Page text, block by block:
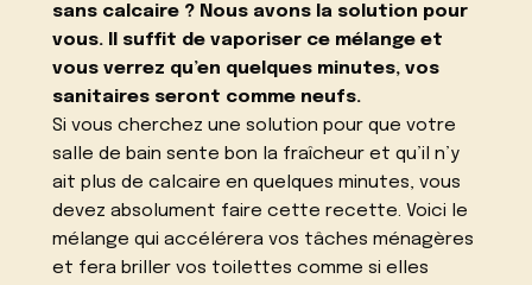
sans calcaire ? Nous avons la solution pour
vous. Il suffit de vaporiser ce mélange et
vous verrez qu’en quelques minutes, vos
sanitaires seront comme neufs.
Si vous cherchez une solution pour que votre
salle de bain sente bon la fraîcheur et qu’il n’y
ait plus de calcaire en quelques minutes, vous
devez absolument faire cette recette. Voici le
mélange qui accélérera vos tâches ménagères
et fera briller vos toilettes comme si elles